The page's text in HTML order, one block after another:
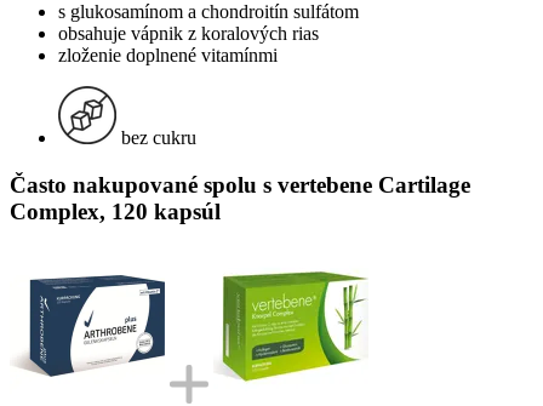
s glukosamínom a chondroitín sulfátom
obsahuje vápnik z koralových rias
zloženie doplnené vitamínmi
bez cukru
Často nakupované spolu s vertebene Cartilage
Complex, 120 kapsúl